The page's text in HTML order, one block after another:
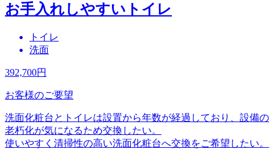
お手入れしやすいトイレ
トイレ
洗面
392,700円
お客様のご要望
洗面化粧台とトイレは設置から年数が経過しており、設備の
老朽化が気になるため交換したい。
使いやすく清掃性の高い洗面化粧台へ交換をご希望したい。